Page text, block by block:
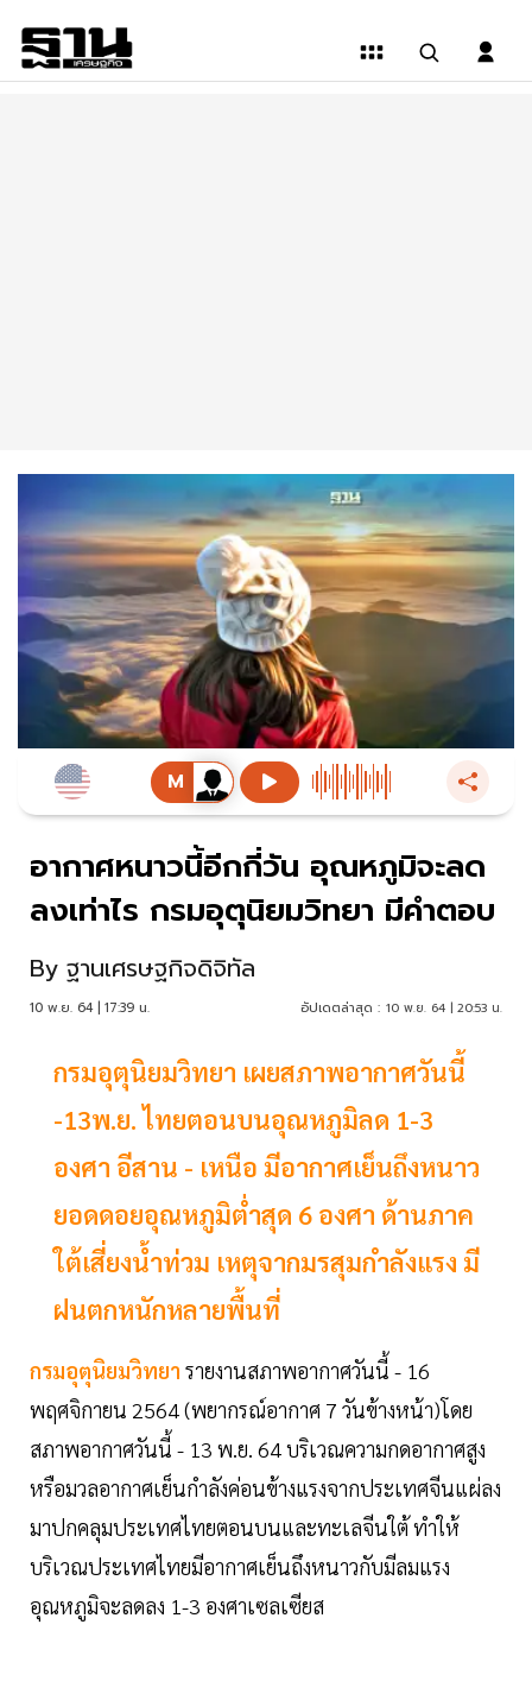
อากาศหนาวนี้อีกกี่วัน อุณหภูมิจะลด
ลงเท่าไร กรมอุตุนิยมวิทยา มีคำตอบ
By ฐานเศรษฐกิจดิจิทัล
10 พ.ย. 64 | 17:39 น. อัปเดตล่าสุด : 10 พ.ย. 64 | 20:53 น.
กรมอุตุนิยมวิทยา เผยสภาพอากาศวันนี้
-13พ.ย. ไทยตอนบนอุณหภูมิลด 1-3
องศา อีสาน - เหนือ มีอากาศเย็นถึงหนาว
ยอดดอยอุณหภูมิต่ำสุด 6 องศา ด้านภาค
ใต้เสี่ยงน้ำท่วม เหตุจากมรสุมกำลังแรง มี
ฝนตกหนักหลายพื้นที่
กรมอุตุนิยมวิทยา รายงานสภาพอากาศวันนี้ - 16
พฤศจิกายน 2564 (พยากรณ์อากาศ 7 วันข้างหน้า)โดย
สภาพอากาศวันนี้ - 13 พ.ย. 64 บริเวณความกดอากาศสูง
หรือมวลอากาศเย็นกำลังค่อนข้างแรงจากประเทศจีนแผ่ลง
มาปกคลุมประเทศไทยตอนบนและทะเลจีนใต้ ทำให้
บริเวณประเทศไทยมีอากาศเย็นถึงหนาวกับมีลมแรง
อุณหภูมิจะลดลง 1-3 องศาเซลเซียส